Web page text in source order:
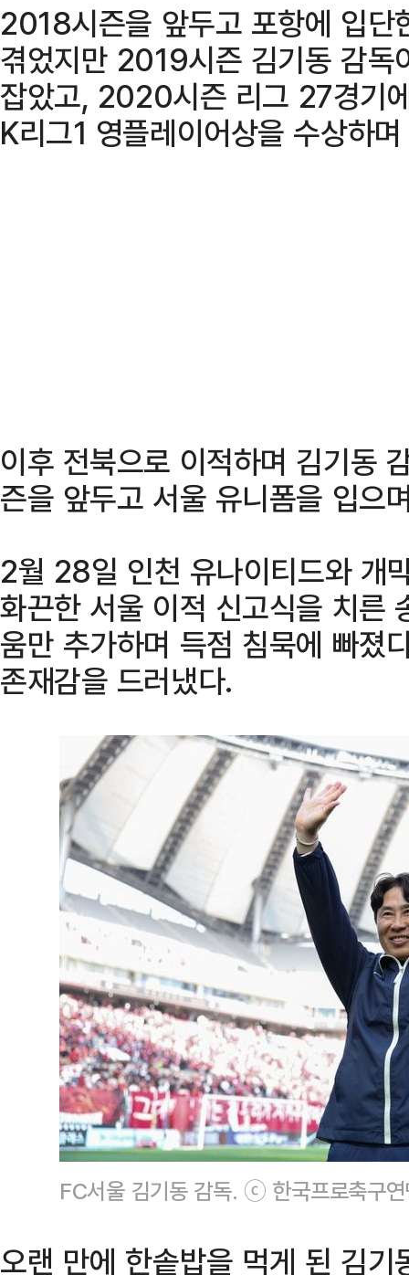
2018시즌을 앞두고 포항에 입단
겪었지만 2019시즌 김기동 감독
잡았고, 2020시즌 리그 27경기
K리그1 영플레이어상을 수상하
이후 전북으로 이적하며 김기동
즌을 앞두고 서울 유니폼을 입으
2월 28일 인천 유나이티드와 개
화끈한 서울 이적 신고식을 치른
움만 추가하며 득점 침묵에 빠졌
존재감을 드러냈다.
FC서울 김기동 감독. ⓒ 한국프로축구
오랜 만에 한솥밥을 먹게 된 김